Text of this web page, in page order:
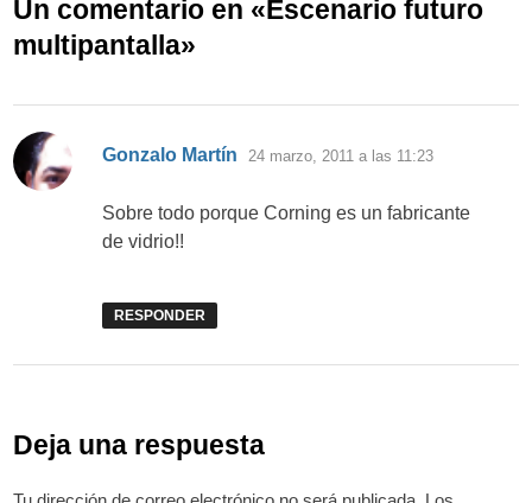
Un comentario en «Escenario futuro
multipantalla»
Gonzalo Martín dice:
24 marzo, 2011 a las 11:23
Sobre todo porque Corning es un fabricante
de vidrio!!
RESPONDER
Deja una respuesta